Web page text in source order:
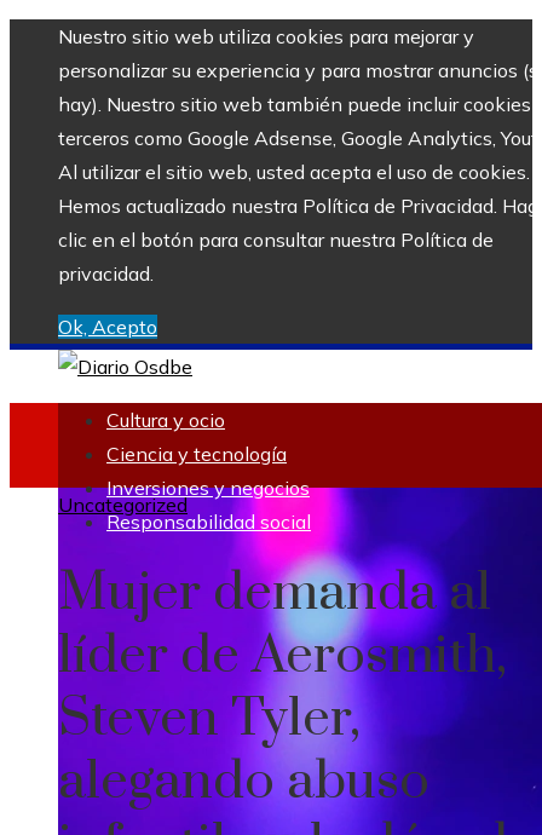
Nuestro sitio web utiliza cookies para mejorar y
personalizar su experiencia y para mostrar anuncios
hay). Nuestro sitio web también puede incluir cookies
terceros como Google Adsense, Google Analytics,
Al utilizar el sitio web, usted acepta el uso de cookies.
Hemos actualizado nuestra Política de Privacidad.
clic en el botón para consultar nuestra Política de
privacidad.
Ok, Acepto
Cultura y ocio
Ciencia y tecnología
Inversiones y negocios
Responsabilidad social
Uncategorized
Mujer demanda al
líder de Aerosmith,
Steven Tyler,
alegando abuso